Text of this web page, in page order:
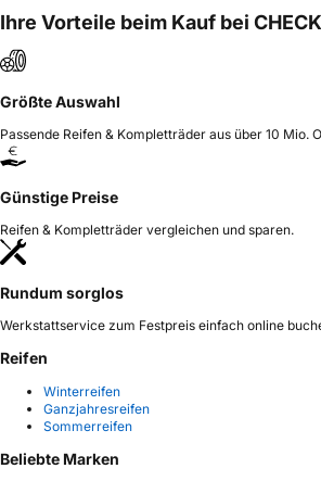
Ihre Vorteile beim Kauf bei
Größte Auswahl
Passende Reifen & Kompletträder aus über 10 Mio.
Günstige Preise
Reifen & Kompletträder vergleichen und sparen.
Rundum sorglos
Werkstattservice zum Festpreis einfach online
Reifen
Winterreifen
Ganzjahresreifen
Sommerreifen
Beliebte Marken